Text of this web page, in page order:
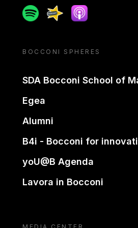
SpotifySpreakerApple podcast
BOCCONI SPHERES
SDA Bocconi School of
Egea
Alumni
B4i - Bocconi for
yoU@B Agenda
Lavora in Bocconi